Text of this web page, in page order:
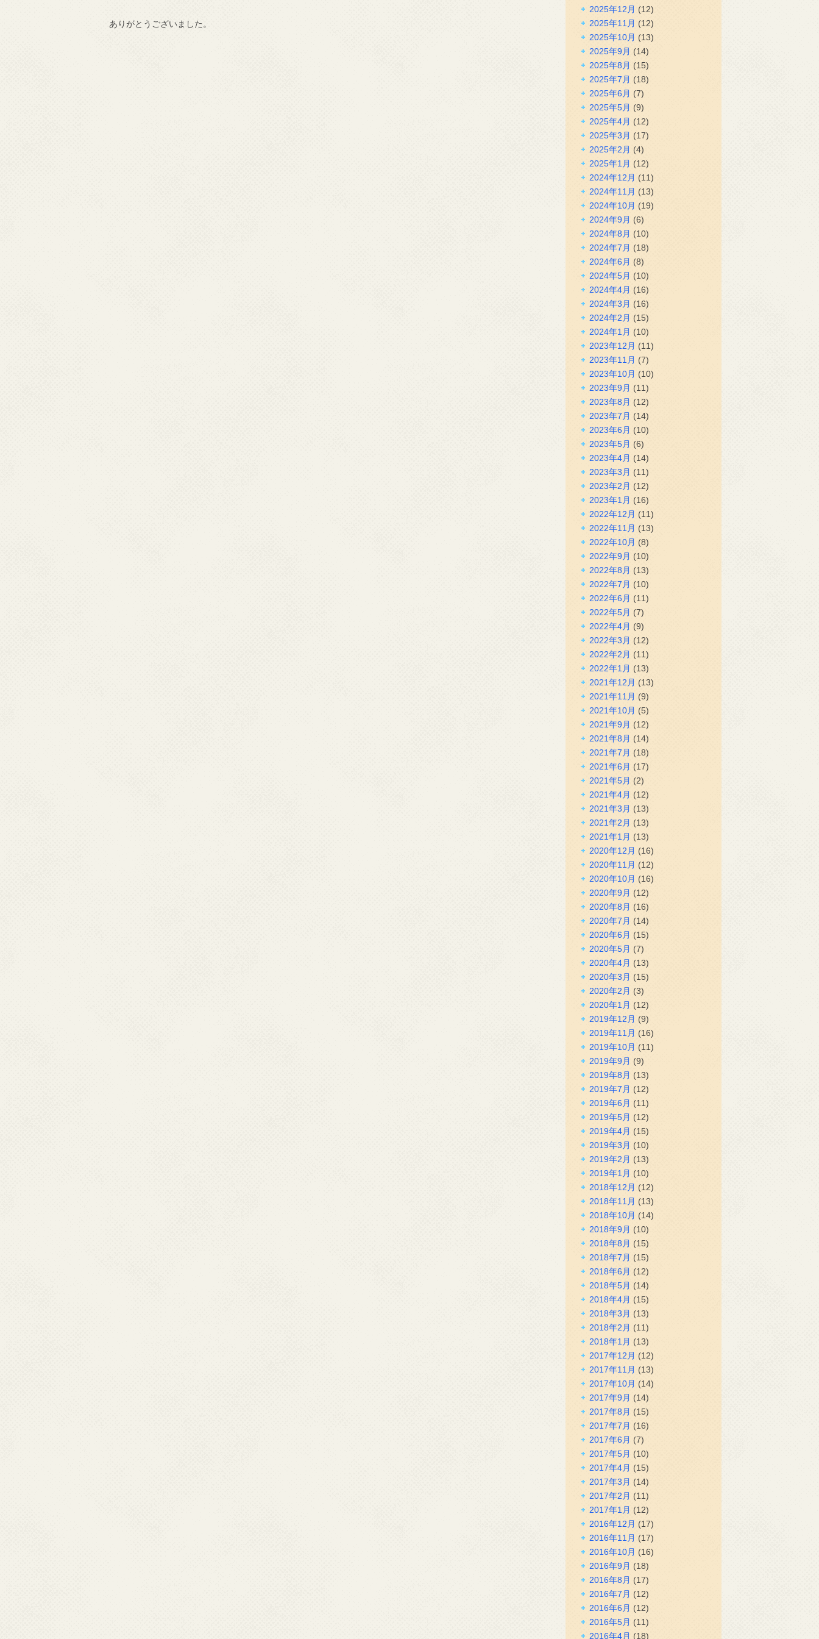
ありがとうございました。
2025年12月 (12)
2025年11月 (12)
2025年10月 (13)
2025年9月 (14)
2025年8月 (15)
2025年7月 (18)
2025年6月 (7)
2025年5月 (9)
2025年4月 (12)
2025年3月 (17)
2025年2月 (4)
2025年1月 (12)
2024年12月 (11)
2024年11月 (13)
2024年10月 (19)
2024年9月 (6)
2024年8月 (10)
2024年7月 (18)
2024年6月 (8)
2024年5月 (10)
2024年4月 (16)
2024年3月 (16)
2024年2月 (15)
2024年1月 (10)
2023年12月 (11)
2023年11月 (7)
2023年10月 (10)
2023年9月 (11)
2023年8月 (12)
2023年7月 (14)
2023年6月 (10)
2023年5月 (6)
2023年4月 (14)
2023年3月 (11)
2023年2月 (12)
2023年1月 (16)
2022年12月 (11)
2022年11月 (13)
2022年10月 (8)
2022年9月 (10)
2022年8月 (13)
2022年7月 (10)
2022年6月 (11)
2022年5月 (7)
2022年4月 (9)
2022年3月 (12)
2022年2月 (11)
2022年1月 (13)
2021年12月 (13)
2021年11月 (9)
2021年10月 (5)
2021年9月 (12)
2021年8月 (14)
2021年7月 (18)
2021年6月 (17)
2021年5月 (2)
2021年4月 (12)
2021年3月 (13)
2021年2月 (13)
2021年1月 (13)
2020年12月 (16)
2020年11月 (12)
2020年10月 (16)
2020年9月 (12)
2020年8月 (16)
2020年7月 (14)
2020年6月 (15)
2020年5月 (7)
2020年4月 (13)
2020年3月 (15)
2020年2月 (3)
2020年1月 (12)
2019年12月 (9)
2019年11月 (16)
2019年10月 (11)
2019年9月 (9)
2019年8月 (13)
2019年7月 (12)
2019年6月 (11)
2019年5月 (12)
2019年4月 (15)
2019年3月 (10)
2019年2月 (13)
2019年1月 (10)
2018年12月 (12)
2018年11月 (13)
2018年10月 (14)
2018年9月 (10)
2018年8月 (15)
2018年7月 (15)
2018年6月 (12)
2018年5月 (14)
2018年4月 (15)
2018年3月 (13)
2018年2月 (11)
2018年1月 (13)
2017年12月 (12)
2017年11月 (13)
2017年10月 (14)
2017年9月 (14)
2017年8月 (15)
2017年7月 (16)
2017年6月 (7)
2017年5月 (10)
2017年4月 (15)
2017年3月 (14)
2017年2月 (11)
2017年1月 (12)
2016年12月 (17)
2016年11月 (17)
2016年10月 (16)
2016年9月 (18)
2016年8月 (17)
2016年7月 (12)
2016年6月 (12)
2016年5月 (11)
2016年4月 (18)